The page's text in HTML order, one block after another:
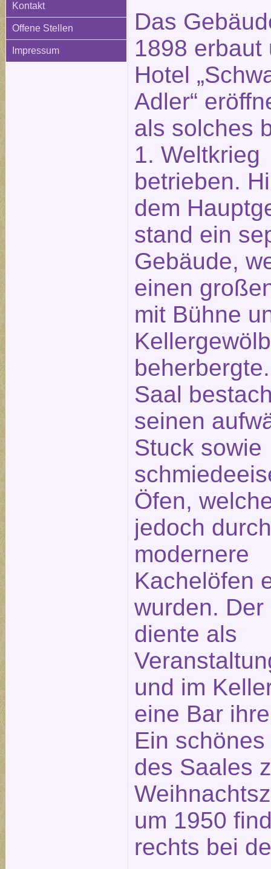
Kontakt
Offene Stellen
Impressum
Das
1898 erbaut
Hotel
Adler“
als solches
1. Weltkrieg
betrieben.
dem
stand ein
Gebäude,
einen
mit Bühne
Saal
seinen
Stuck sowie
Öfen,
jedoch durch
modernere
Kachelöfen
wurden. Der
diente als
und im
eine Bar
Ein
des Saales
um 1950
rechts bei